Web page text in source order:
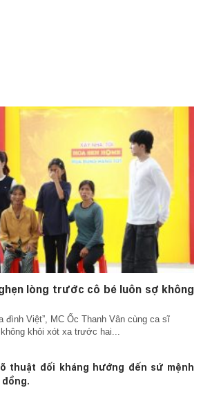
lòng trước cô bé luôn sợ không
đình Việt”, MC Ốc Thanh Vân cùng ca sĩ
khỏi xót xa trước hai...
thuật đối kháng hướng đến sứ mệnh
đồng.